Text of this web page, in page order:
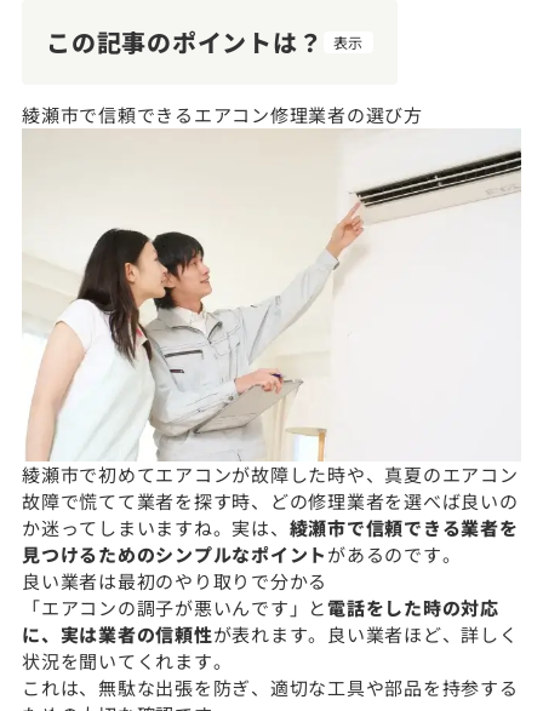
この記事のポイントは？ 表示
綾瀬市で信頼できるエアコン修理業者の選び方
綾瀬市で初めてエアコンが故障した時や、真夏のエアコン
故障で慌てて業者を探す時、どの修理業者を選べば良いの
か迷ってしまいますね。実は、 綾瀬市で信頼できる業者を
見つけるためのシンプルなポイントがあるのです。
良い業者は最初のやり取りで分かる
「エアコンの調子が悪いんです」と電話をした時の対応
に、実は業者の信頼性が表れます。良い業者ほど、詳しく
状況を聞いてくれます。
これは、無駄な出張を防ぎ、適切な工具や部品を持参する